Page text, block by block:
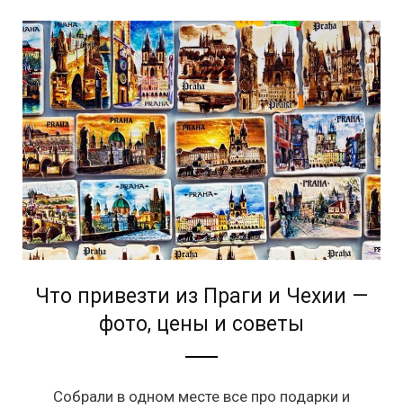
Что привезти из Праги и Чехии —
фото, цены и советы
Собрали в одном месте все про подарки и